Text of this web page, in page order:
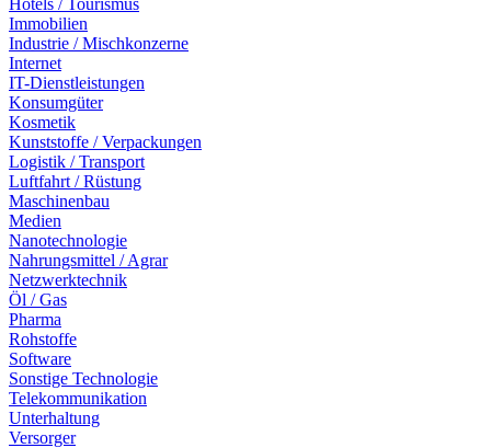
Hotels / Tourismus
Immobilien
Industrie / Mischkonzerne
Internet
IT-Dienstleistungen
Konsumgüter
Kosmetik
Kunststoffe / Verpackungen
Logistik / Transport
Luftfahrt / Rüstung
Maschinenbau
Medien
Nanotechnologie
Nahrungsmittel / Agrar
Netzwerktechnik
Öl / Gas
Pharma
Rohstoffe
Software
Sonstige Technologie
Telekommunikation
Unterhaltung
Versorger